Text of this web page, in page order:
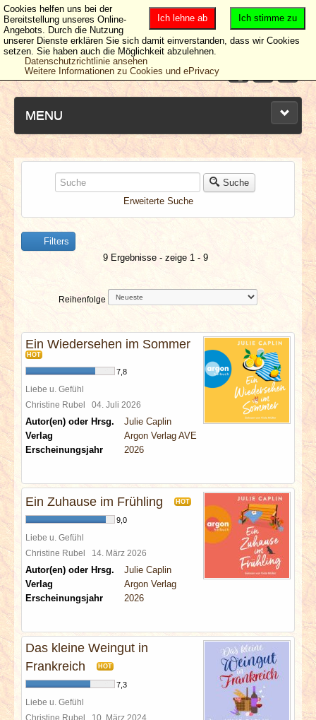
MENU
NEUESTE ARTIKEL
NEWS & DATES
BERICHTE
VERLOSUNGEN
SPECIALS
REDAKTION
LINKS
Suche
Erweiterte Suche
Filters
9 Ergebnisse - zeige 1 - 9
Reihenfolge
Ein Wiedersehen im Sommer
HOT
7,8
Liebe u. Gefühl
Christine Rubel 04. Juli 2026
Autor(en) oder Hrsg.
Julie Caplin
Verlag
Argon Verlag AVE
Erscheinungsjahr
2026
Ein Zuhause im Frühling HOT
9,0
Liebe u. Gefühl
Christine Rubel 14. März 2026
Autor(en) oder Hrsg.
Julie Caplin
Verlag
Argon Verlag
Erscheinungsjahr
2026
Das kleine Weingut in
Frankreich
HOT
7,3
Liebe u. Gefühl
Christine Rubel 10. März 2024
Ich stimme zu
Ich lehne ab
Cookies helfen uns bei der
Bereitstellung unseres Online-
Angebots. Durch die Nutzung
unserer Dienste erklären Sie sich damit einverstanden, dass wir Cookies
setzen. Sie haben auch die Möglichkeit abzulehnen.
Datenschutzrichtlinie ansehen
Weitere Informationen zu Cookies und ePrivacy